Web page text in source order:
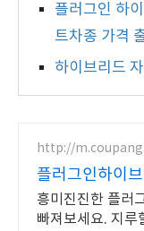
플러그인 하
트차종 가격
하이브리드
http://
플러그인하이
설
흥미진진한 플러
빠져보세요. 지루